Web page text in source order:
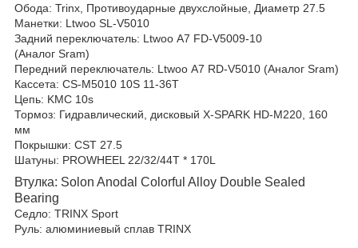
Обода: Trinx, Противоударные двухслойные, Диаметр 27.5
Манетки: Ltwoo SL-V5010
Задний переключатель: Ltwoo А7 FD-V5009-10
(Аналог Sram)
Передний переключатель: Ltwoo А7 RD-V5010 (Аналог Sram)
Кассета: CS-M5010 10S 11-36T
Цепь: KMC 10s
Тормоз: Гидравлический, дисковый X-SPARK HD-M220, 160
мм
Покрышки: CST 27.5
Шатуны: PROWHEEL 22/32/44T * 170L
Втулка: Solon Anodal Colorful Alloy Double Sealed
Bearing
Седло: TRINX Sport
Руль: алюминиевый сплав TRINX